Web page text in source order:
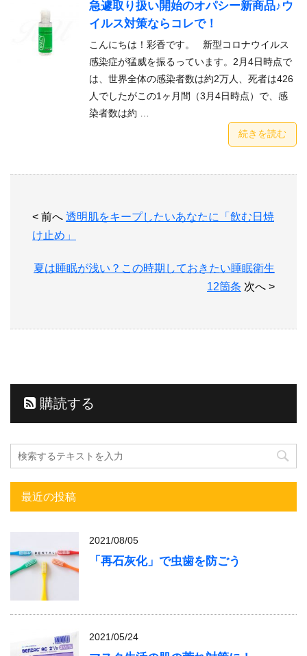
急遽取り扱い開始のオパシー新商品♪ウ
イルス対策ならコレで！
こんにちは！彩香です。 新型コロナウイルス
感染症が猛威を振るっています。2月4日時点で
は、世界全体の感染者数は約2万人、死者は426
人でしたがこの1ヶ月間（3月4日時点）で、感
染者数は約 …
続きを読む
< 前へ 透明肌をキープしたいあなたに「飲む日焼
け止め」
夏は睡眠が浅い？この時期しておきたい睡眠衛生
12箇条 次へ >
購読する
最近の投稿
2021/08/05
「再石灰化」で虫歯を防ごう
2021/05/24